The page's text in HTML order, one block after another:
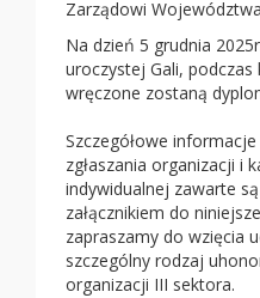
Zarządowi
Na dzień 5 grudnia
uroczystej Gali,
wręczone zostaną
Szczegółowe
zgłaszania organizacji i
indywidualnej zawarte
załącznikiem do
zapraszamy do wzięcia
szczególny rodzaj
organizacji III sektora.